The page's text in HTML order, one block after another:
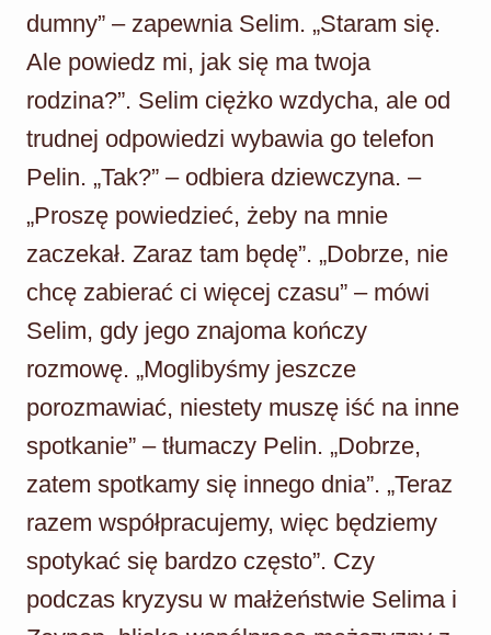
dumny” – zapewnia Selim. „Staram się.
Ale powiedz mi, jak się ma twoja
rodzina?”. Selim ciężko wzdycha, ale od
trudnej odpowiedzi wybawia go telefon
Pelin. „Tak?” – odbiera dziewczyna. –
„Proszę powiedzieć, żeby na mnie
zaczekał. Zaraz tam będę”. „Dobrze, nie
chcę zabierać ci więcej czasu” – mówi
Selim, gdy jego znajoma kończy
rozmowę. „Moglibyśmy jeszcze
porozmawiać, niestety muszę iść na inne
spotkanie” – tłumaczy Pelin. „Dobrze,
zatem spotkamy się innego dnia”. „Teraz
razem współpracujemy, więc będziemy
spotykać się bardzo często”. Czy
podczas kryzysu w małżeństwie Selima i